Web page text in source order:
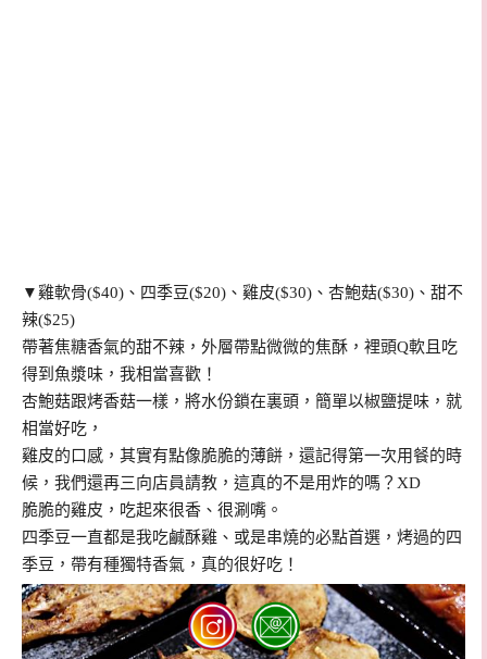
▼雞軟骨($40)、四季豆($20)、雞皮($30)、杏鮑菇($30)、 甜不
辣($25)
帶著焦糖香氣的甜不辣，外層帶點微微的焦酥，裡頭Q軟且吃
得到魚漿味，我相當喜歡！
杏鮑菇跟烤香菇一樣，將水份鎖在裏頭，簡單以椒鹽提味，就
相當好吃，
雞皮的口感，其實有點像脆脆的薄餅，還記得第一次用餐的時
候，我們還再三向店員請教，這真的不是用炸的嗎？XD
脆脆的雞皮，吃起來很香、很涮嘴。
四季豆一直都是我吃鹹酥雞、或是串燒的必點首選，烤過的四
季豆，帶有種獨特香氣，真的很好吃！